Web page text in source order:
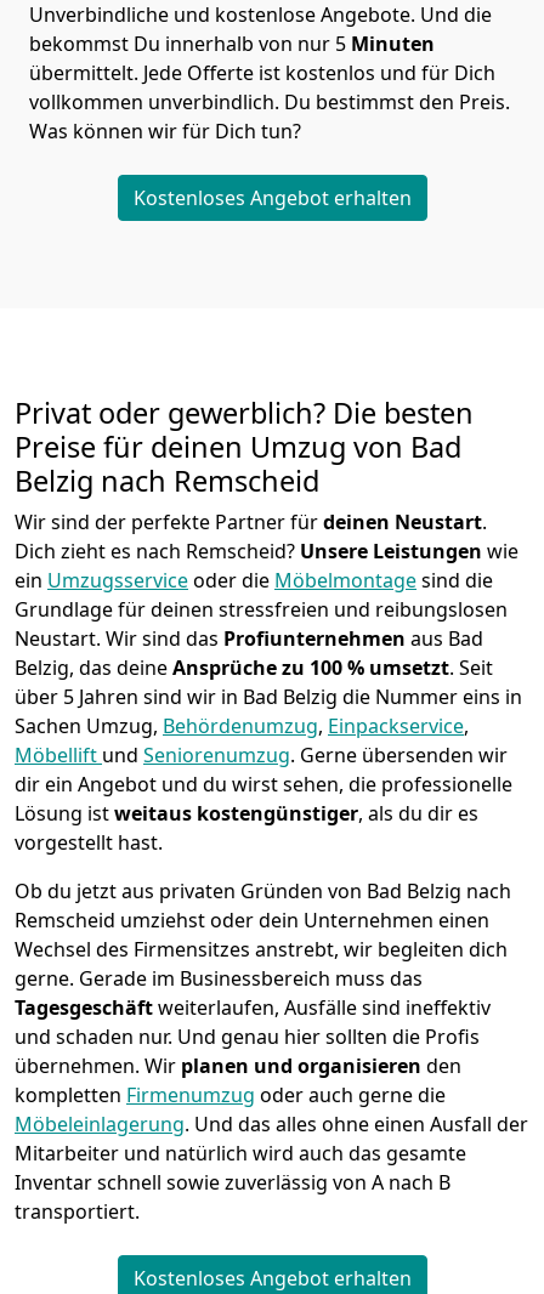
Unverbindliche und kostenlose Angebote. Und die
bekommst Du innerhalb von nur 5 Minuten
übermittelt. Jede Offerte ist kostenlos und für Dich
vollkommen unverbindlich. Du bestimmst den Preis.
Was können wir für Dich tun?
Kostenloses Angebot erhalten
Privat oder gewerblich? Die besten
Preise für deinen Umzug von Bad
Belzig nach Remscheid
Wir sind der perfekte Partner fürdeinen Neustart.
Dich zieht es nach Remscheid? Unsere Leistungen wie
ein Umzugsserviceoder die Möbelmontagesind die
Grundlage für deinen stressfreien und reibungslosen
Neustart. Wir sind das Profiunternehmen aus Bad
Belzig, das deineAnsprüche zu 100 % umsetzt. Seit
über 5 Jahren sind wir in Bad Belzig die Nummer eins in
Sachen Umzug, Behördenumzug, Einpackservice,
Möbellift und Seniorenumzug. Gerne übersenden wir
dir ein Angebot und du wirst sehen, die professionelle
Lösung istweitaus kostengünstiger, als du dir es
vorgestellt hast.
Ob du jetzt aus privaten Gründen von Bad Belzig nach
Remscheid umziehst oder dein Unternehmen einen
Wechsel des Firmensitzes anstrebt, wir begleiten dich
gerne. Gerade im Businessbereich muss das
Tagesgeschäftweiterlaufen, Ausfälle sind ineffektiv
und schaden nur. Und genau hier sollten die Profis
übernehmen. Wir planen und organisieren den
kompletten Firmenumzug oder auch gerne die
Möbeleinlagerung. Und das alles ohne einen Ausfall der
Mitarbeiter und natürlich wird auch das gesamte
Inventar schnell sowie zuverlässig von A nach B
transportiert.
Kostenloses Angebot erhalten